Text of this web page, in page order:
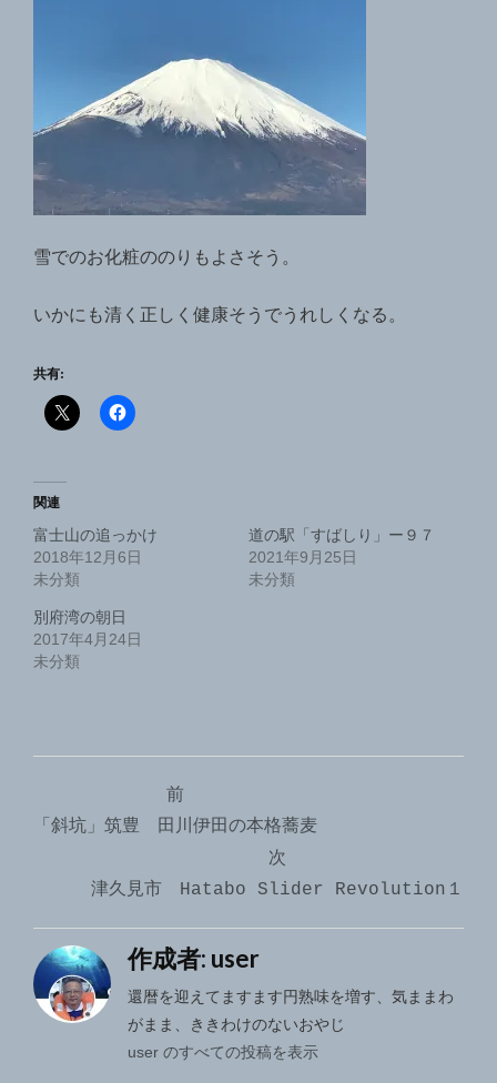
雪でのお化粧ののりもよさそう。
いかにも清く正しく健康そうでうれしくなる。
共有:
関連
富士山の追っかけ
2018年12月6日
未分類
道の駅「すばしり」ー９７
2021年9月25日
未分類
別府湾の朝日
2017年4月24日
未分類
稿
ゲ
ー
シ
前
「斜坑」筑豊 田川伊田の本格蕎麦
次
津久見市 Hatabo Slider Revolution１
作成者: user
還暦を迎えてますます円熟味を増す、気ままわ
がまま、ききわけのないおやじ
user のすべての投稿を表示